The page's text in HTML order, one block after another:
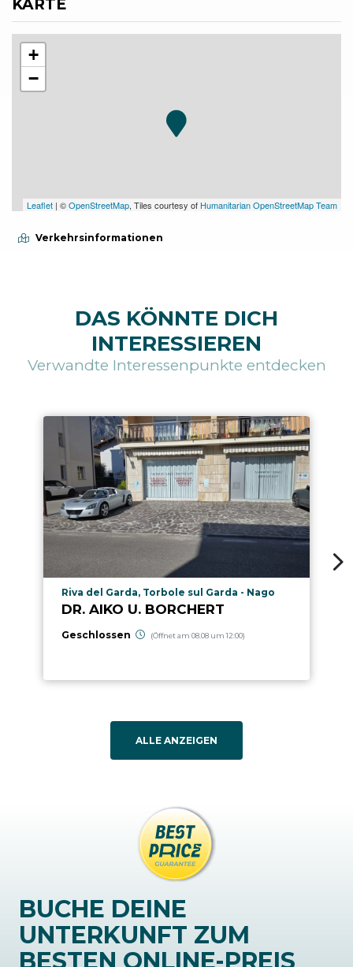
KARTE
+
−
Leaflet | ©OpenStreetMap, Tiles courtesy of Humanitarian OpenStreetMap Team
Verkehrsinformationen
DAS KÖNNTE DICH
INTERESSIEREN
Verwandte Interessenpunkte entdecken
aria.poi_location_prefix
Riva del Garda, Torbole sul Garda - Nago
DR. AIKO U. BORCHERT
Geschlossen (Öffnet am 08.08 um 12:00)
ALLE ANZEIGEN
BUCHE DEINE
UNTERKUNFT ZUM